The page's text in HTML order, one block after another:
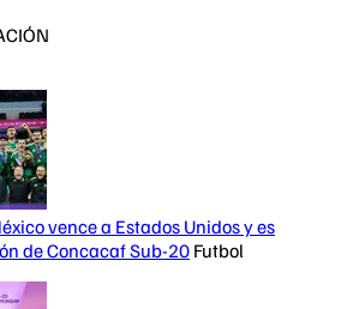
vence a Estados Unidos y es
de Concacaf Sub-20 Futbol